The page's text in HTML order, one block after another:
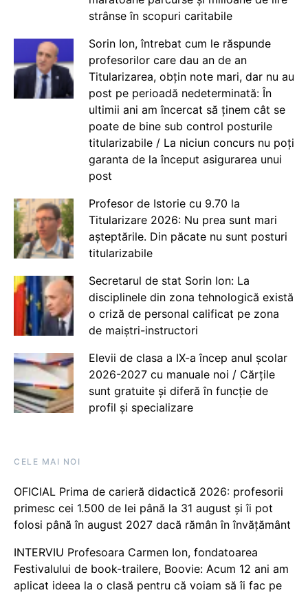
strânse în scopuri caritabile
Sorin Ion, întrebat cum le răspunde
profesorilor care dau an de an
Titularizarea, obțin note mari, dar nu au
post pe perioadă nedeterminată: În
ultimii ani am încercat să ținem cât se
poate de bine sub control posturile
titularizabile / La niciun concurs nu poți
garanta de la început asigurarea unui
post
Profesor de Istorie cu 9.70 la
Titularizare 2026: Nu prea sunt mari
așteptările. Din păcate nu sunt posturi
titularizabile
Secretarul de stat Sorin Ion: La
disciplinele din zona tehnologică există
o criză de personal calificat pe zona
de maiștri-instructori
Elevii de clasa a IX-a încep anul școlar
2026-2027 cu manuale noi / Cărțile
sunt gratuite și diferă în funcție de
profil și specializare
CELE MAI NOI
OFICIAL Prima de carieră didactică 2026: profesorii
primesc cei 1.500 de lei până la 31 august și îi pot
folosi până în august 2027 dacă rămân în învățământ
INTERVIU Profesoara Carmen Ion, fondatoarea
Festivalului de book-trailere, Boovie: Acum 12 ani am
aplicat ideea la o clasă pentru că voiam să îi fac pe